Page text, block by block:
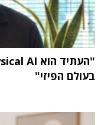
בעולם הפיזי"